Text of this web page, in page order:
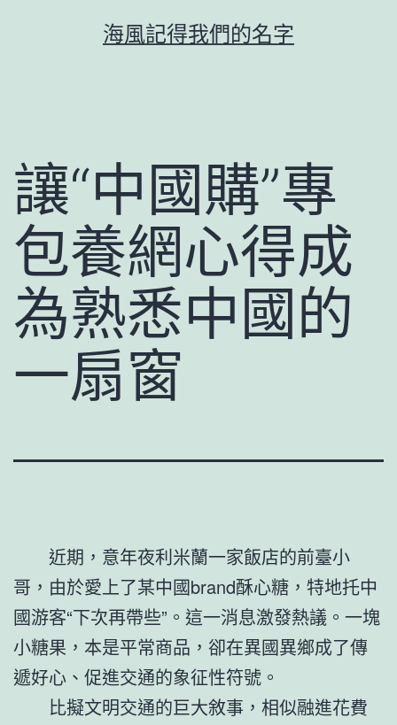
海風記得我們的名字
讓“中國購”專
包養網心得成
為熟悉中國的
一扇窗
近期，意年夜利米蘭一家飯店的前臺小
哥，由於愛上了某中國brand酥心糖，特地托中
國游客“下次再帶些”。這一消息激發熱議。一塊
小糖果，本是平常商品，卻在異國異鄉成了傳
遞好心、促進交通的象征性符號。
比擬文明交通的巨大敘事，相似融進花費